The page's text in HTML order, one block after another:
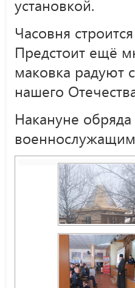
установкой.
Часовня
Предстоит ещё
маковка радуют
нашего
Накануне